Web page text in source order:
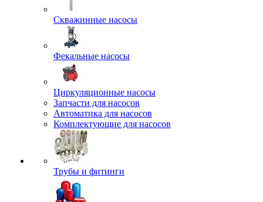
Скважинные насосы
Фекальные насосы
Циркуляционные насосы
Запчасти для насосов
Автоматика для насосов
Комплектующие для насосов
Трубы и фитинги